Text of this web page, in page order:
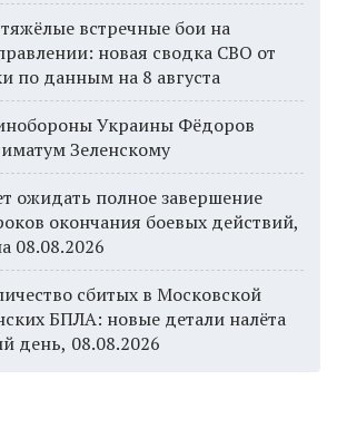
встречные бои на
новая сводка СВО от
по данным на 8 августа
Украины Фёдоров
Зеленскому
ожидать полное завершение
окончания боевых действий,
08.08.2026
сбитых в Московской
БПЛА: новые детали налёта
день, 08.08.2026